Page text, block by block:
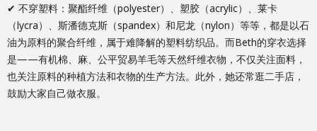
✔ 不穿塑料：聚酯纤维（polyester）、塑胶（acrylic）、莱卡
（lycra）、斯潘德克斯（spandex）和尼龙（nylon）等等，都是以石
油为原料的聚合纤维，属于难降解的塑料纺织品。而Beth的穿衣选择
是——有机棉、麻、公平贸易羊毛等天然纤维衣物，不仅关注面料，
也关注原料的种植方法和衣物的生产方法。此外，她还常逛二手店，
鼓励大家自己做衣服。